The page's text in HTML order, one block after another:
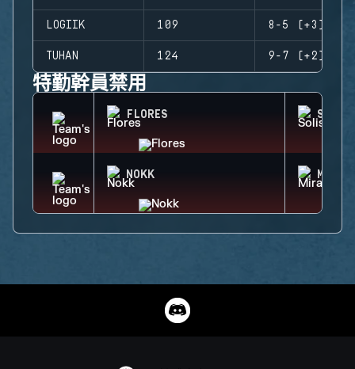
LOGIIK 109 8-5 (+3)
TUHAN 124 9-7 (+2)
特勤幹員禁用
FLORES SOLIS
NOKK MIRA